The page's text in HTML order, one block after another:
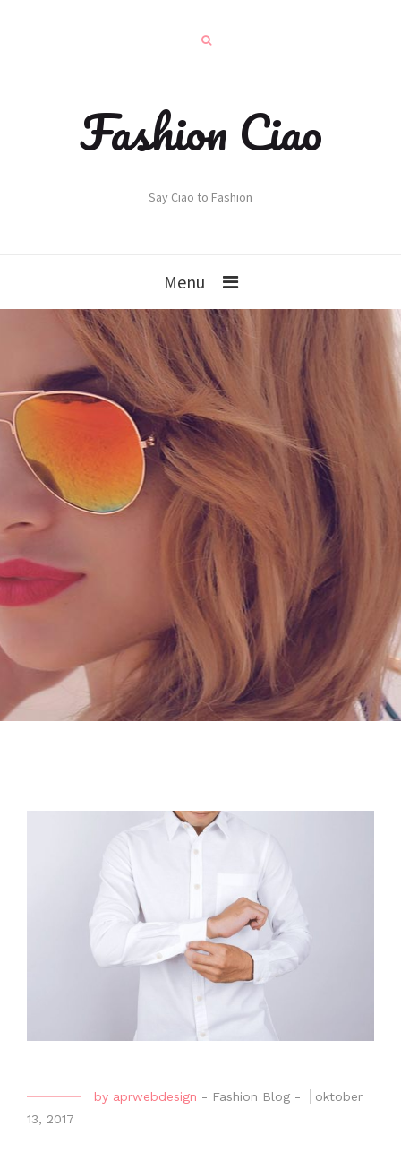
Fashion Ciao
Say Ciao to Fashion
Menu
by aprwebdesign - Fashion Blog -
oktober
13, 2017